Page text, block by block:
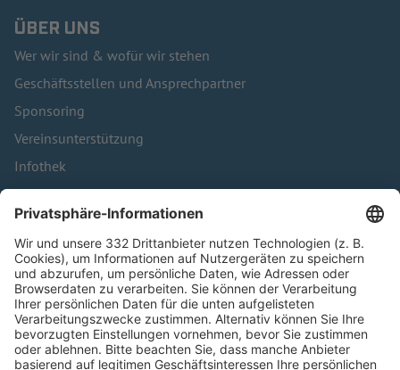
ÜBER UNS
Wer wir sind & wofür wir stehen
Geschäftsstellen und Ansprechpartner
Sponsoring
Vereinsunterstützung
Infothek
Kontakt
HÄUFIG BESUCHTE SEITEN
Pässe und Vereinswechsel
Trainerausbildung
Schulungsangebot Vereinsmitarbeiter
BFV-Geschäftsstellen